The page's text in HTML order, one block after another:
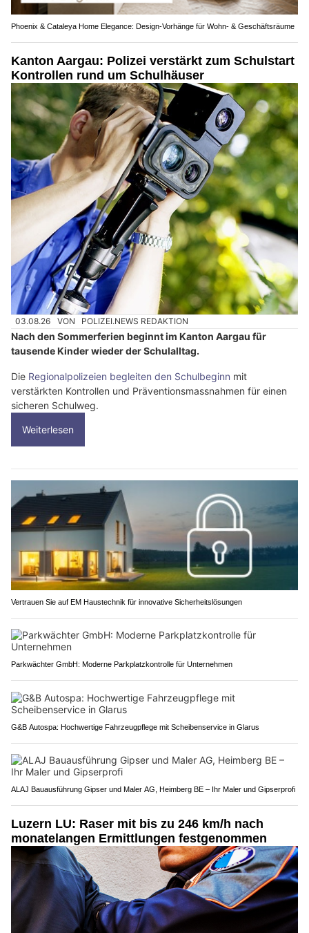
Phoenix & Cataleya Home Elegance: Design-Vorhänge für Wohn- & Geschäftsräume
Kanton Aargau: Polizei verstärkt zum Schulstart
Kontrollen rund um Schulhäuser
03.08.26 VON POLIZEI.NEWS REDAKTION
Nach den Sommerferien beginnt im Kanton Aargau für
tausende Kinder wieder der Schulalltag.
Die Regionalpolizeien begleiten den Schulbeginn mit
verstärkten Kontrollen und Präventionsmassnahmen für einen
sicheren Schulweg.
Weiterlesen
Vertrauen Sie auf EM Haustechnik für innovative Sicherheitslösungen
Parkwächter GmbH: Moderne Parkplatzkontrolle für Unternehmen
G&B Autospa: Hochwertige Fahrzeugpflege mit Scheibenservice in Glarus
ALAJ Bauausführung Gipser und Maler AG, Heimberg BE – Ihr Maler und Gipserprofi
Luzern LU: Raser mit bis zu 246 km/h nach
monatelangen Ermittlungen festgenommen